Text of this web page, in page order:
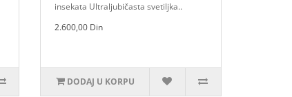
insekata Ultraljubičasta svetiljka..
2.600,00 Din
DODAJ U KORPU